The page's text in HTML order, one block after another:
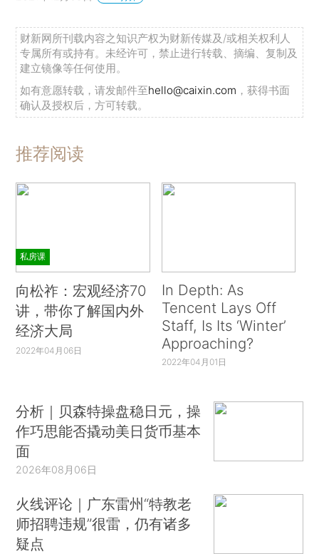
财新网所刊载内容之知识产权为财新传媒及/或相关权利人
专属所有或持有。未经许可，禁止进行转载、摘编、复制及
建立镜像等任何使用。
如有意愿转载，请发邮件至hello@caixin.com ，获得书面
确认及授权后，方可转载。
推荐阅读
私房课
向松祚：宏观经济70
讲，带你了解国内外
经济大局
2022年04月06日
In Depth: As
Tencent Lays Off
Staff, Is Its ‘Winter’
Approaching?
2022年04月01日
分析｜贝森特操盘稳日元，操
作巧思能否撬动美日货币基本
面
2026年08月06日
火线评论｜广东雷州“特教老
师招聘违规”很雷，仍有诸多
疑点